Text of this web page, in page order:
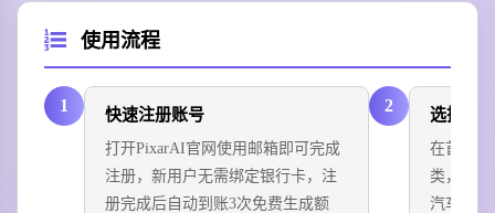
使用流程
1 快速注册账号
打开PixarAI官网使用邮箱即可完成
注册，新用户无需绑定银行卡，注
册完成后自动到账3次免费生成额
2 选择创
在首页
类，可
汽车插